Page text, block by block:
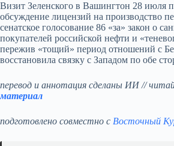
Визит Зеленского в Вашингтон 28 июля
обсуждение лицензий на производство
сенатское голосование 86 «за» закон о
покупателей российской нефти и
пережив «тощий» период отношений с
восстановила связку с Западом по обе
перевод и аннотация сделаны ИИ //
материал
подготовлено совместно с Восточный